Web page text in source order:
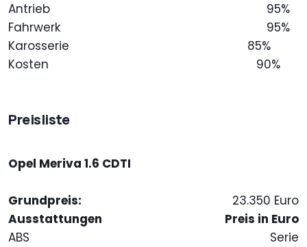
Antrieb
95%
Fahrwerk
95%
Karosserie
85%
Kosten
90%
Preisliste
Opel Meriva 1.6 CDTI
Grundpreis:
23.350 Euro
Ausstattungen
Preis in Euro
ABS
Serie